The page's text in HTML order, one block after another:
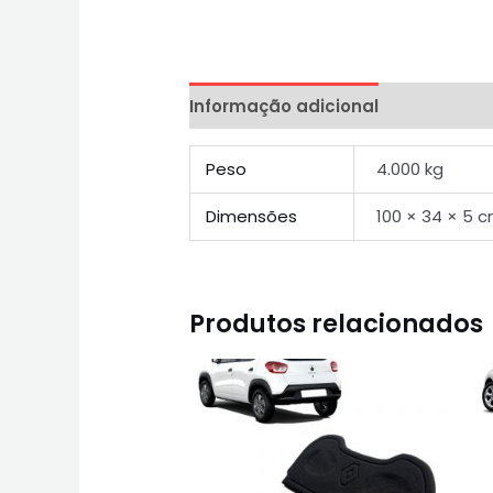
Informação adicional
Peso 4.000 kg
Dimensões 100 × 34 × 5
Produtos relacionados